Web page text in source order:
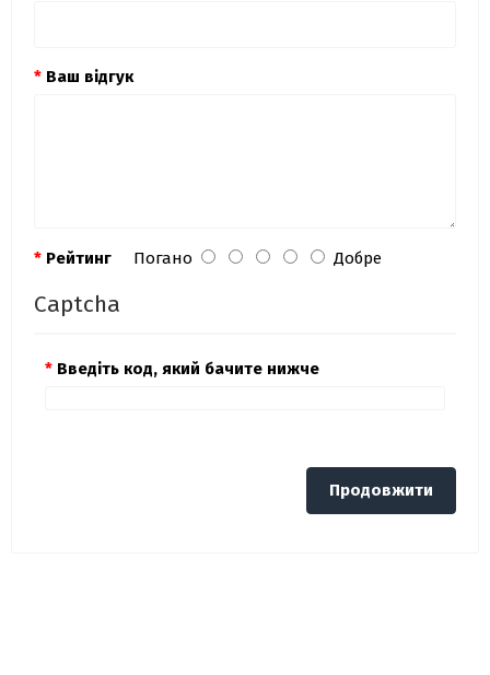
Ваш відгук
Рейтинг Погано Добре
Captcha
Введіть код, який бачите нижче
Продовжити